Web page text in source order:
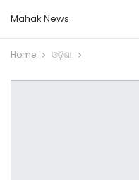
Mahak News
Home ଓଡ଼ିଶା